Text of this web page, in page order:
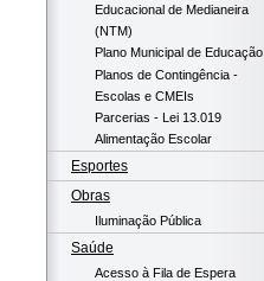
Educacional de Medianeira
(NTM)
Plano Municipal de Educação
Planos de Contingência -
Escolas e CMEIs
Parcerias - Lei 13.019
Alimentação Escolar
Esportes
Obras
Iluminação Pública
Saúde
Acesso à Fila de Espera